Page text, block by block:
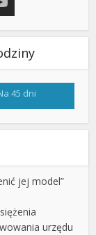
45 dni
jej model”
urzędu